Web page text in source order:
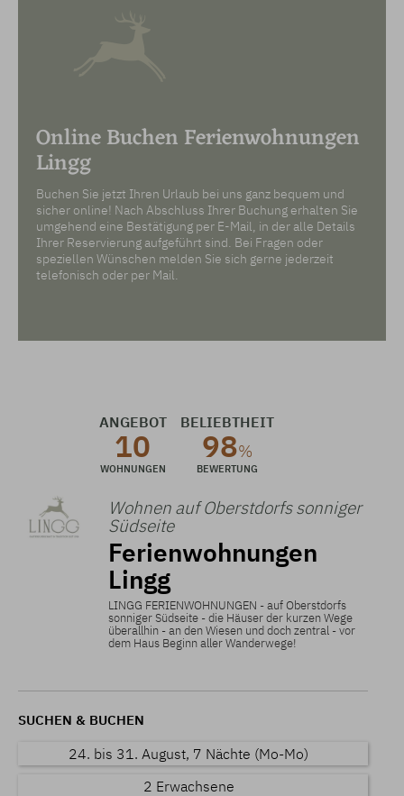
Online Buchen Ferienwohnungen
Lingg
Buchen Sie jetzt Ihren Urlaub bei uns ganz bequem und
sicher online! Nach Abschluss Ihrer Buchung erhalten Sie
umgehend eine Bestätigung per E-Mail, in der alle Details
Ihrer Reservierung aufgeführt sind. Bei Fragen oder
speziellen Wünschen melden Sie sich gerne jederzeit
telefonisch oder per Mail.
Wohnen auf Oberstdorfs sonniger
Südseite
Ferienwohnungen
Lingg
LINGG FERIENWOHNUNGEN - auf Oberstdorfs
sonniger Südseite - die Häuser der kurzen Wege
überallhin - an den Wiesen und doch zentral - vor
dem Haus Beginn aller Wanderwege!
ANGEBOT
10
WOHNUNGEN
BELIEBTHEIT
98%
BEWERTUNG
SUCHEN & BUCHEN
24. bis 31. August, 7 Nächte (Mo-Mo)
2 Erwachsene